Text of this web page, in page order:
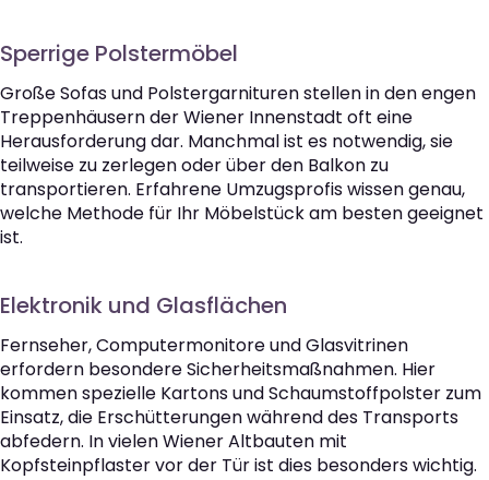
Sperrige Polstermöbel
Große Sofas und Polstergarnituren stellen in den engen
Treppenhäusern der Wiener Innenstadt oft eine
Herausforderung dar. Manchmal ist es notwendig, sie
teilweise zu zerlegen oder über den Balkon zu
transportieren. Erfahrene Umzugsprofis wissen genau,
welche Methode für Ihr Möbelstück am besten geeignet
ist.
Elektronik und Glasflächen
Fernseher, Computermonitore und Glasvitrinen
erfordern besondere Sicherheitsmaßnahmen. Hier
kommen spezielle Kartons und Schaumstoffpolster zum
Einsatz, die Erschütterungen während des Transports
abfedern. In vielen Wiener Altbauten mit
Kopfsteinpflaster vor der Tür ist dies besonders wichtig.